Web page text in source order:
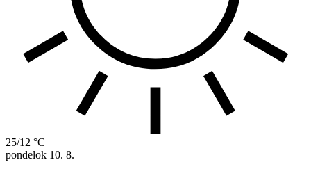
25/12 °C
pondelok 10. 8.